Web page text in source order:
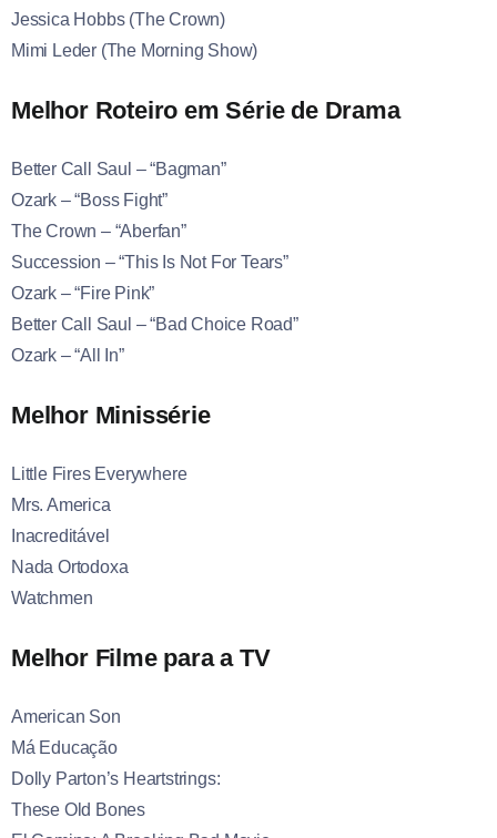
Jessica Hobbs (The Crown)
Mimi Leder (The Morning Show)
Melhor Roteiro em Série de Drama
Better Call Saul – “Bagman”
Ozark – “Boss Fight”
The Crown – “Aberfan”
Succession – “This Is Not For Tears”
Ozark – “Fire Pink”
Better Call Saul – “Bad Choice Road”
Ozark – “All In”
Melhor Minissérie
Little Fires Everywhere
Mrs. America
Inacreditável
Nada Ortodoxa
Watchmen
Melhor Filme para a TV
American Son
Má Educação
Dolly Parton’s Heartstrings:
These Old Bones